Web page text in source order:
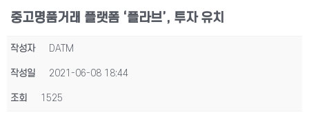
중고명품거래 플랫폼 ‘플라브’, 투자 유치
작성자 DATM
작성일 2021-06-08 18:44
조회 1525